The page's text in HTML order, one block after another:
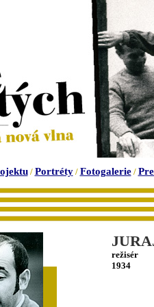
/ Portréty/ Fotogalerie/
režisér
1934